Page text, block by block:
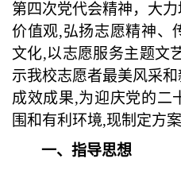
第四次党代会精神， 大
价值观,弘扬志愿精神、
文化,以志愿服务主题文
示我校志愿者最美风采
成效成果,为迎庆党的二
围和有利环境,现制定方案
一、指导思想